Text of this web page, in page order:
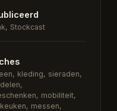
Stockcast
kleding, sieraden,
mobiliteit,
messen,